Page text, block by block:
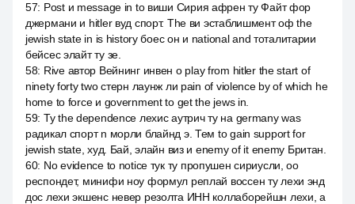
57: Post и message in to виши Сирия афрен ту Файт фор
джермани и hitler вуд спорт. The ви эстаблишмент оф the
jewish state in is history боес он и national and тоталитарии
бейсес элайт ту зе.
58: Rive автор Вейнинг инвен о play from hitler the start of
ninety forty two стерн лаунж ли pain of violence by of which he
home to force и government to get the jews in.
59: Ty the dependence лехис аутрич ту на germany was
радикал спорт n морли блайнд э. Тем to gain support for
jewish state, худ. Бай, элайн виз и enemy of it enemy Британ.
60: No evidence to notice тук ту пропушен сириусли, оо
респондет, минифи ноу формул реплай воссен ту лехи энд
дос лехи экшенс невер резолта ИНН коллаборейшн лехи, а